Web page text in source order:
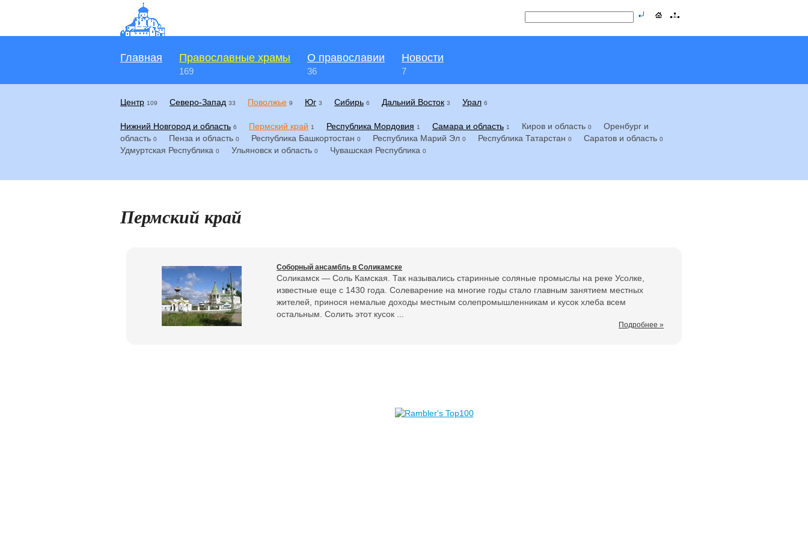
Главная Православные храмы
169
О православии
36
Новости
7
Центр 109 Северо-Запад 33 Поволжье 9 Юг 3 Сибирь 6 Дальний Восток 3 Урал 6
Нижний Новгород и область 6 Пермский край 1 Республика Мордовия 1 Самара и область 1 Киров и область 0
Оренбург и
область 0 Пенза и область 0 Республика Башкортостан 0 Республика Марий Эл 0 Республика Татарстан 0 Саратов и область 0
Удмуртская Республика 0 Ульяновск и область 0 Чувашская Республика 0
Пермский край
Соборный ансамбль в Соликамске
Соликамск — Соль Камская. Так назывались старинные соляные промыслы на реке Усолке,
известные еще с 1430 года. Солеварение на многие годы стало главным занятием местных
жителей, принося немалые доходы местным солепромышленникам и кусок хлеба всем
остальным. Солить этот кусок ...
Подробнее »